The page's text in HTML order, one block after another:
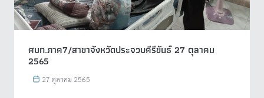
ศบท.ภาค7/สาขาจังหวัดประจวบคีรีขันธ์ 27 ตุลาคม
2565
27 ตุลาคม 2565